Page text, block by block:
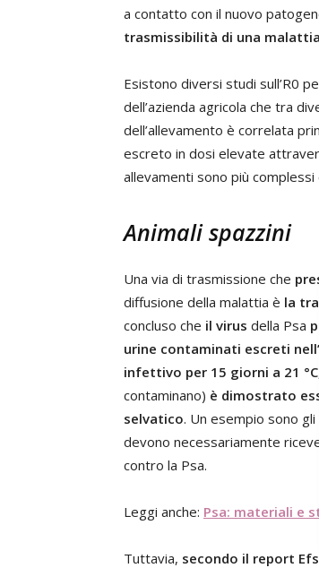
a contatto con il nuovo
trasmissibilità di una
Esistono diversi studi sull’R0
dell’azienda agricola che tra
dell’allevamento è correlata
escreto in dosi elevate
allevamenti sono più
Animali spazzini
Una via di trasmissione che
diffusione della malattia è la
concluso che il virus della Psa
urine contaminati escreti
infettivo per 15 giorni a 21 °C
contaminano) è dimostrato
selvatico. Un esempio sono gli
devono necessariamente
contro la Psa.
Leggi anche: Psa: materiali e
Tuttavia, secondo il report